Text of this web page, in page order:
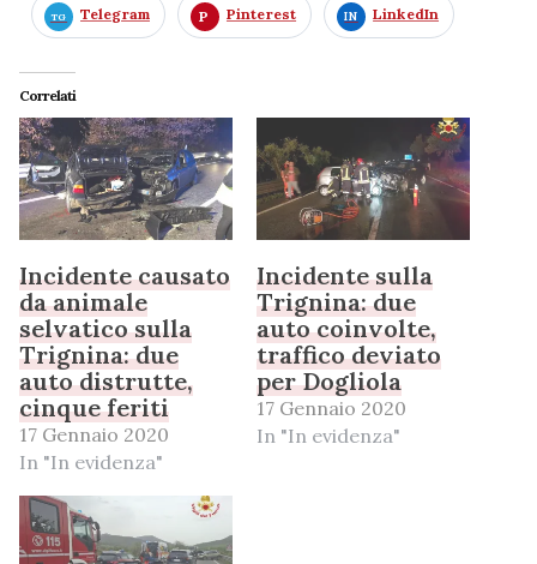
Telegram Pinterest LinkedIn
Correlati
Incidente causato
da animale
selvatico sulla
Trignina: due
auto distrutte,
cinque feriti
17 Gennaio 2020
In "In evidenza"
Incidente sulla
Trignina: due
auto coinvolte,
traffico deviato
per Dogliola
17 Gennaio 2020
In "In evidenza"